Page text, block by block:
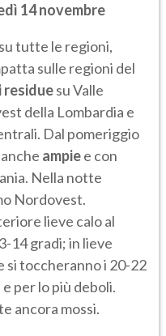
14 novembre
tutte le regioni,
sulle regioni del
residuesu Valle
della Lombardia e
Dal pomeriggio
ampiee con
Nella notte
Nordovest.
lieve calo al
14 gradi; in lieve
si toccheranno i 20-22
per lo più deboli.
ancora mossi.